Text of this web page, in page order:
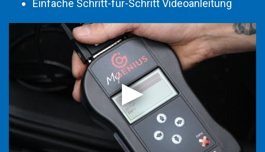
Einfache Schritt-für-Schritt Videoanleitung